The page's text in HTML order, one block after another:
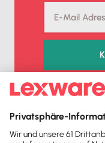
Test endet
stimmst du den
und denAGB